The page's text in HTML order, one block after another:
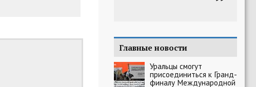
Главные новости
Уральцы смогут
присоединиться к Гранд-
финалу Международной